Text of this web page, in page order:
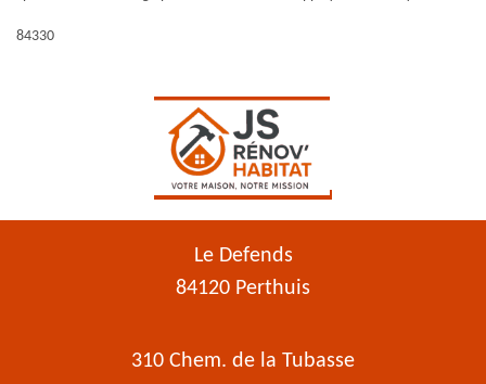
84330
Le Defends
84120 Perthuis
310 Chem. de la Tubasse